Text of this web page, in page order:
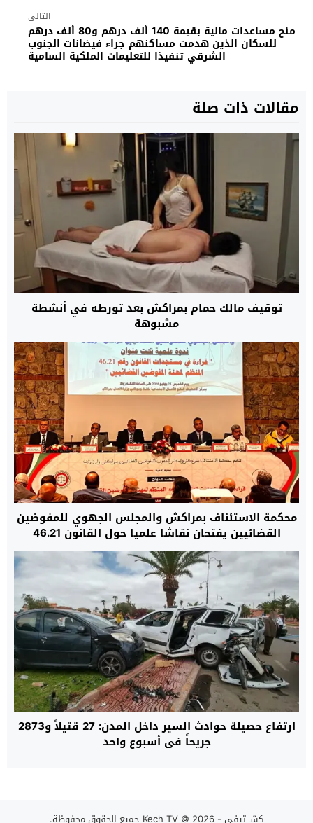
التالي
منح مساعدات مالية بقيمة 140 ألف درهم و80 ألف درهم
للسكان الذين هدمت مساكنهم ‎جراء فيضانات الجنوب
الشرقي تنفيذا للتعليمات الملكية السامية
مقالات ذات صلة
توقيف مالك حمام بمراكش بعد تورطه في أنشطة
مشبوهة
محكمة الاستئناف بمراكش والمجلس الجهوي للمفوضين
القضائيين يفتحان نقاشا علميا حول القانون 46.21
ورهانات تحديث منظومة التنفيذ القضائي
ارتفاع حصيلة حوادث السير داخل المدن: 27 قتيلاً و2873
جريحاً في أسبوع واحد
كِشـ تيفي - Kech TV © 2026 جميع الحقوق محفوظة.